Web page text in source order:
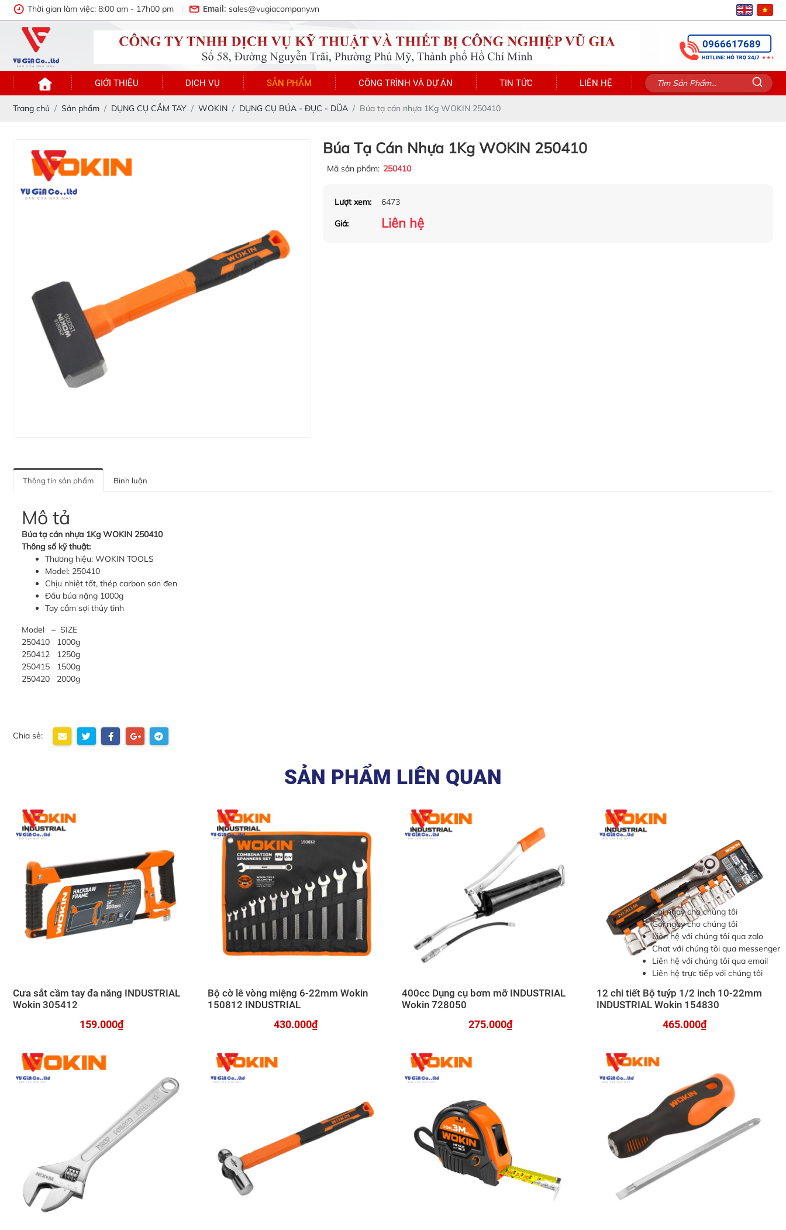
Thời gian làm việc: 8:00 am - 17h00 pm Email: sales@vugiacompany.vn
0966617689
GIỚI THIỆU DỊCH VỤ SẢN PHẨM CÔNG TRÌNH VÀ DỰ ÁN TIN TỨC LIÊN HỆ
Trang chủ Sản phẩm DỤNG CỤ CẦM TAY WOKIN DỤNG CỤ BÚA - ĐỤC - DŨA Búa tạ cán nhựa 1Kg WOKIN 250410
Búa Tạ Cán Nhựa 1Kg WOKIN 250410
Mã sản phẩm: 250410
Lượt xem: 6473
Giá: Liên hệ
Thông tin sản phẩm Bình luận
Mô tả
Búa tạ cán nhựa 1Kg WOKIN 250410
Thông số kỹ thuật:
Thương hiệu: WOKIN TOOLS
Model: 250410
Chịu nhiệt tốt, thép carbon sơn đen
Đầu búa nặng 1000g
Tay cầm sợi thủy tinh
Model – SIZE
250410 1000g
250412 1250g
250415 1500g
250420 2000g
Chia sẻ:
SẢN PHẨM LIÊN QUAN
Cưa sắt cầm tay đa năng INDUSTRIAL
Wokin 305412
159.000₫
Bộ cờ lê vòng miệng 6-22mm Wokin
150812 INDUSTRIAL
430.000₫
400cc Dụng cụ bơm mỡ INDUSTRIAL
Wokin 728050
275.000₫
12 chi tiết Bộ tuýp 1/2 inch 10-22mm
INDUSTRIAL Wokin 154830
465.000₫
Gọi ngay cho chúng tôi
Gọi ngay cho chúng tôi
Liên hệ với chúng tôi qua zalo
Chat với chúng tôi qua messenger
Liên hệ với chúng tôi qua email
Liên hệ trực tiếp với chúng tôi